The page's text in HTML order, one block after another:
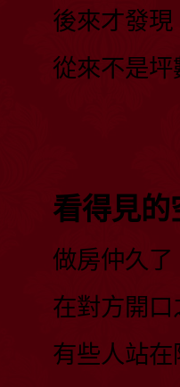
後來才發
從來不是
看得見的
做房仲久
在對方開
有些人站